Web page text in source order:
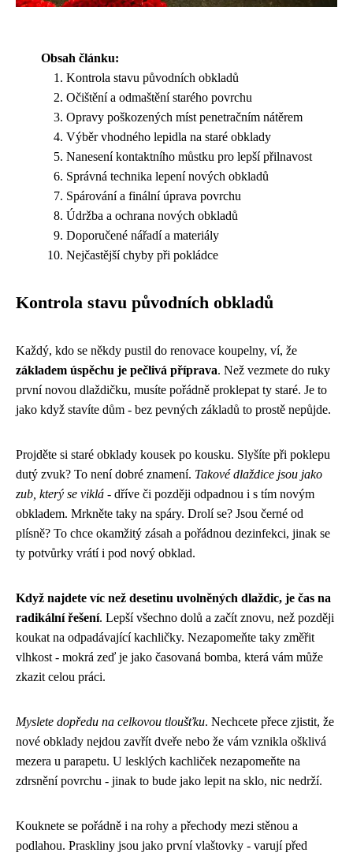
Obsah článku:
Kontrola stavu původních obkladů
Očištění a odmaštění starého povrchu
Opravy poškozených míst penetračním nátěrem
Výběr vhodného lepidla na staré obklady
Nanesení kontaktního můstku pro lepší přilnavost
Správná technika lepení nových obkladů
Spárování a finální úprava povrchu
Údržba a ochrana nových obkladů
Doporučené nářadí a materiály
Nejčastější chyby při pokládce
Kontrola stavu původních obkladů
Každý, kdo se někdy pustil do renovace koupelny, ví, že
základem úspěchu je pečlivá příprava. Než vezmete do ruky
první novou dlaždičku, musíte pořádně proklepat ty staré. Je to
jako když stavíte dům - bez pevných základů to prostě nepůjde.
Projděte si staré obklady kousek po kousku. Slyšíte při poklepu
dutý zvuk? To není dobré znamení. Takové dlaždice jsou jako
zub, který se viklá - dříve či později odpadnou i s tím novým
obkladem. Mrkněte taky na spáry. Drolí se? Jsou černé od
plísně? To chce okamžitý zásah a pořádnou dezinfekci, jinak se
ty potvůrky vrátí i pod nový obklad.
Když najdete víc než desetinu uvolněných dlaždic, je čas na
radikální řešení. Lepší všechno dolů a začít znovu, než později
koukat na odpadávající kachličky. Nezapomeňte taky změřit
vlhkost - mokrá zeď je jako časovaná bomba, která vám může
zkazit celou práci.
Myslete dopředu na celkovou tloušťku. Nechcete přece zjistit, že
nové obklady nejdou zavřít dveře nebo že vám vznikla ošklivá
mezera u parapetu. U lesklých kachliček nezapomeňte na
zdrsnění povrchu - jinak to bude jako lepit na sklo, nic nedrží.
Kouknete se pořádně i na rohy a přechody mezi stěnou a
podlahou. Praskliny jsou jako první vlaštovky - varují před